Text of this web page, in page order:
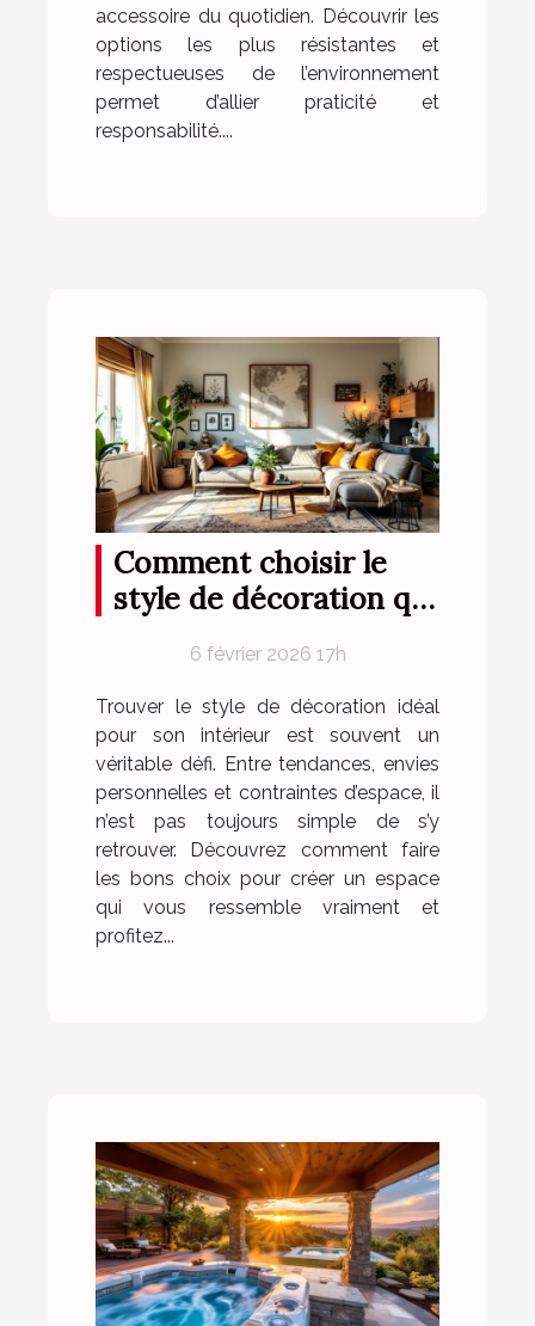
accessoire du quotidien. Découvrir les
options les plus résistantes et
respectueuses de l’environnement
permet d’allier praticité et
responsabilité....
Comment choisir le
style de décoration qui
6 février 2026 17h
Trouver le style de décoration idéal
pour son intérieur est souvent un
véritable défi. Entre tendances, envies
personnelles et contraintes d’espace, il
n’est pas toujours simple de s’y
retrouver. Découvrez comment faire
les bons choix pour créer un espace
qui vous ressemble vraiment et
profitez...